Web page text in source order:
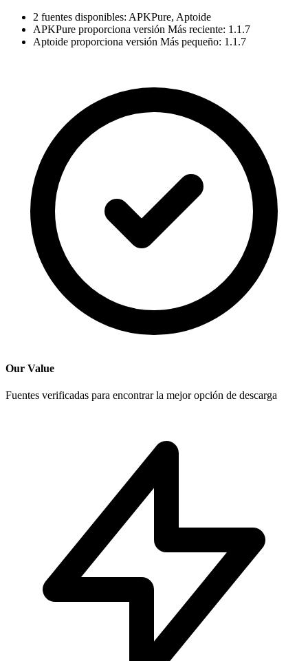
2 fuentes disponibles: APKPure, Aptoide
APKPure proporciona versión Más reciente: 1.1.7
Aptoide proporciona versión Más pequeño: 1.1.7
Our Value
Fuentes verificadas para encontrar la mejor opción de descarga